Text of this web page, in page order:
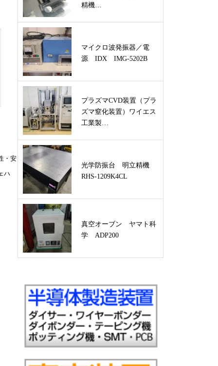
・安
ハ
精機…
マイクロ波発振器／電
源 IDX IMG-5202B
プラズマCVD装置（プラ
ズマ窒化装置）ワイエス
工業製…
光学防振台 明立精機
RHS-1209K4CL
真空オーブン ヤマト科
学 ADP200